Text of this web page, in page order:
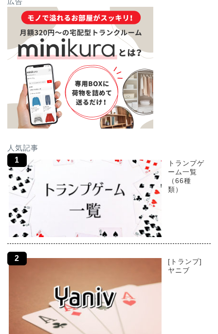
人気記事
トランプゲ
ーム一覧
（66種
類）
[トランプ]
ヤニブ